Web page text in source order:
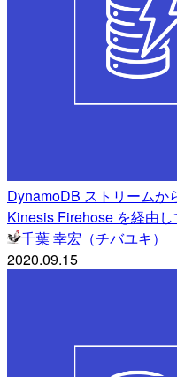
DynamoDB ストリームか
Kinesis Firehose を経由
千葉 幸宏（チバユキ）
2020.09.15